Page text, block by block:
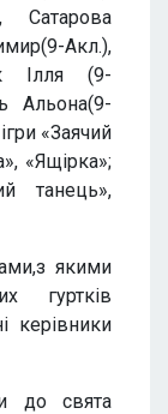
Сатарова
Акл.),
Ілля (9-
Альона(9-
«Заячий
«Ящірка»;
танець»,
якими
гуртків
керівники
до свята